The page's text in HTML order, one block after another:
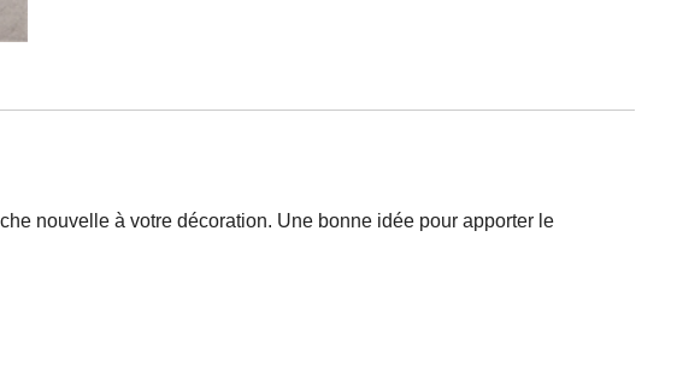
nouvelle à votre décoration. Une bonne idée pour apporter le